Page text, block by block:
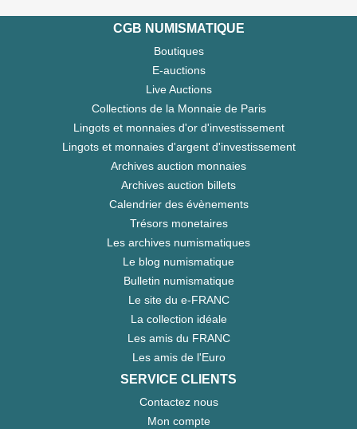
CGB NUMISMATIQUE
Boutiques
E-auctions
Live Auctions
Collections de la Monnaie de Paris
Lingots et monnaies d'or d'investissement
Lingots et monnaies d'argent d'investissement
Archives auction monnaies
Archives auction billets
Calendrier des évènements
Trésors monetaires
Les archives numismatiques
Le blog numismatique
Bulletin numismatique
Le site du e-FRANC
La collection idéale
Les amis du FRANC
Les amis de l'Euro
SERVICE CLIENTS
Contactez nous
Mon compte